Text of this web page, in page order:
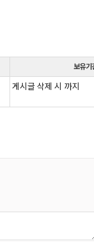
보유기
게시글 삭제 시 까지